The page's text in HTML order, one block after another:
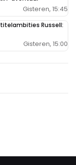
Gisteren, 15:45
Russell:
Gisteren, 15:00